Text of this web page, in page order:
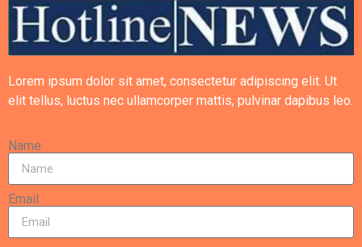
Lorem ipsum dolor sit amet, consectetur adipiscing elit. Ut
elit tellus, luctus nec ullamcorper mattis, pulvinar dapibus leo.
Name
Email